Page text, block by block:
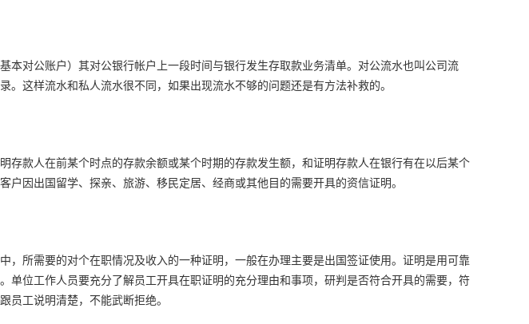
本对公账户）其对公银行帐户上一段时间与银行发生存取款业务清单。对公流水也叫公司流
。这样流水和私人流水很不同，如果出现流水不够的问题还是有方法补救的。
存款人在前某个时点的存款余额或某个时期的存款发生额，和证明存款人在银行有在以后某个
户因出国留学、探亲、旅游、移民定居、经商或其他目的需要开具的资信证明。
，所需要的对个在职情况及收入的一种证明，一般在办理主要是出国签证使用。证明是用可靠
单位工作人员要充分了解员工开具在职证明的充分理由和事项，研判是否符合开具的需要，符
员工说明清楚，不能武断拒绝。